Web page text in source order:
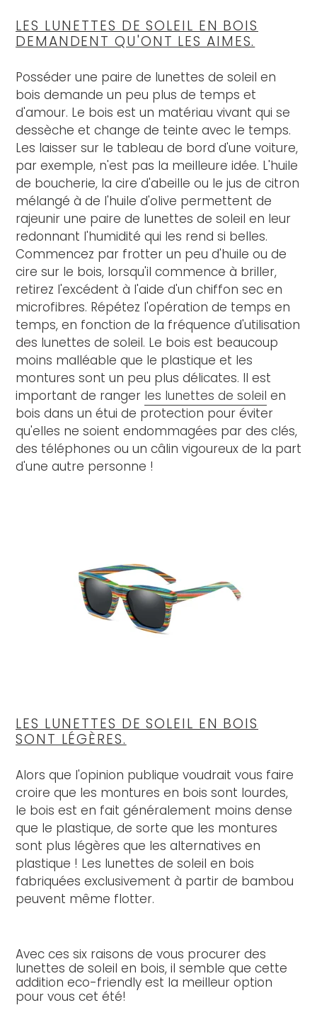
LES LUNETTES DE SOLEIL EN BOIS
DEMANDENT QU'ONT LES AIMES.
Posséder une paire de lunettes de soleil en
bois demande un peu plus de temps et
d'amour. Le bois est un matériau vivant qui se
dessèche et change de teinte avec le temps.
Les laisser sur le tableau de bord d'une voiture,
par exemple, n'est pas la meilleure idée. L'huile
de boucherie, la cire d'abeille ou le jus de citron
mélangé à de l'huile d'olive permettent de
rajeunir une paire de lunettes de soleil en leur
redonnant l'humidité qui les rend si belles.
Commencez par frotter un peu d'huile ou de
cire sur le bois, lorsqu'il commence à briller,
retirez l'excédent à l'aide d'un chiffon sec en
microfibres. Répétez l'opération de temps en
temps, en fonction de la fréquence d'utilisation
des lunettes de soleil. Le bois est beaucoup
moins malléable que le plastique et les
montures sont un peu plus délicates. Il est
important de ranger les lunettes de soleil en
bois dans un étui de protection pour éviter
qu'elles ne soient endommagées par des clés,
des téléphones ou un câlin vigoureux de la part
d'une autre personne !
LES LUNETTES DE SOLEIL EN BOIS
SONT LÉGÈRES.
Alors que l'opinion publique voudrait vous faire
croire que les montures en bois sont lourdes,
le bois est en fait généralement moins dense
que le plastique, de sorte que les montures
sont plus légères que les alternatives en
plastique ! Les lunettes de soleil en bois
fabriquées exclusivement à partir de bambou
peuvent même flotter.
Avec ces six raisons de vous procurer des
lunettes de soleil en bois, il semble que cette
addition eco-friendly est la meilleur option
pour vous cet été!